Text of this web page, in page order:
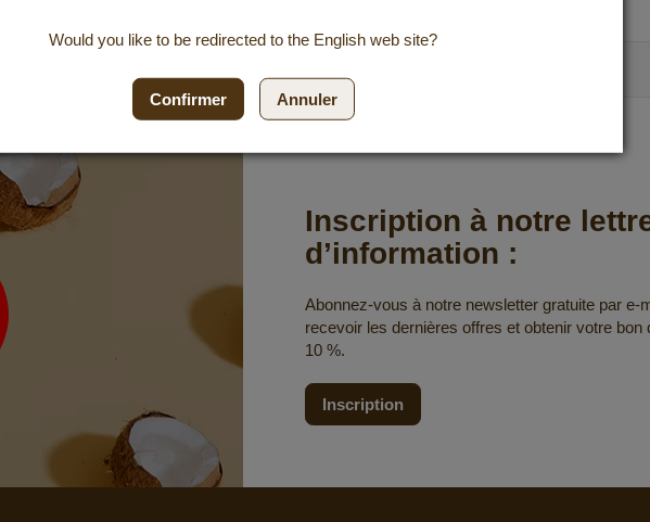
Inscription à notre
d’information :
Abonnez-vous à notre newsletter gratuite par e-
recevoir les dernières offres et obtenir votre bon
10 %.
Inscription
Would you like to be redirected to the English web site?
Confirmer Annuler